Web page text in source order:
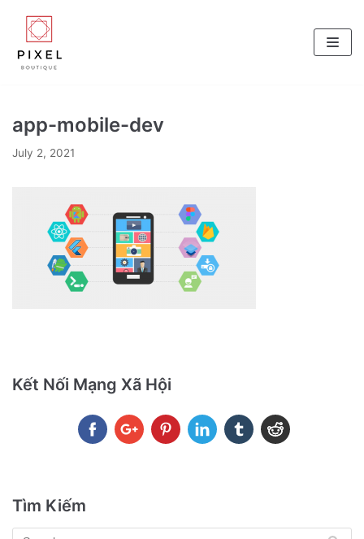
Skip
to
content
app-mobile-dev
July 2, 2021
Kết Nối Mạng Xã Hội
Tìm Kiếm